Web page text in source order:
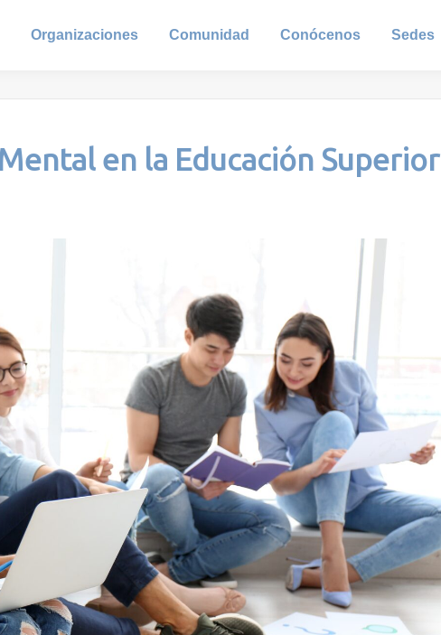
Organizaciones Comunidad Conócenos Sedes
en la Educación Superior